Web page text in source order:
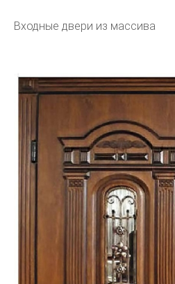
Входные двери из массива